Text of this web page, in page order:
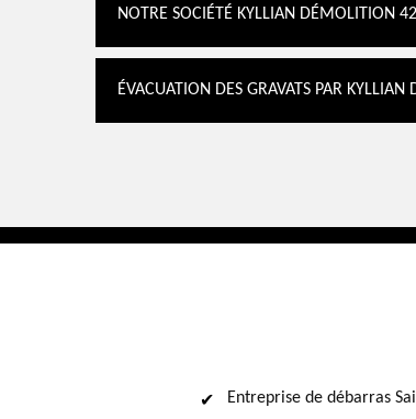
NOTRE SOCIÉTÉ KYLLIAN DÉMOLITION
ÉVACUATION DES GRAVATS PAR
Entreprise de débarras